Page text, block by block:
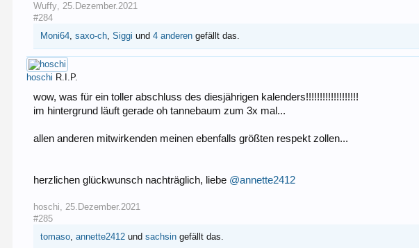
Wuffy, 25.Dezember.2021
#284
Moni64,saxo-ch,Siggi und4 anderen gefällt das.
hoschi R.I.P.
wow, was für ein toller abschluss des diesjährigen kalenders!!!!!!!!!!!!!!!!!!!
im hintergrund läuft gerade oh tannebaum zum 3x mal...
allen anderen mitwirkenden meinen ebenfalls größten respekt zollen...
herzlichen glückwunsch nachträglich, liebe @annette2412
hoschi, 25.Dezember.2021
#285
tomaso,annette2412 undsachsin gefällt das.